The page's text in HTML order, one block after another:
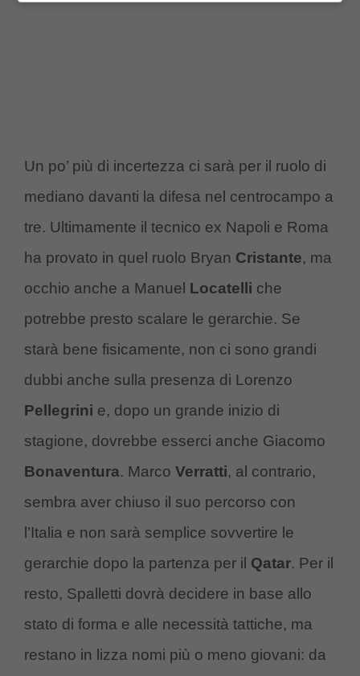
Un po’ più di incertezza ci sarà per il ruolo di
mediano davanti la difesa nel centrocampo a
tre. Ultimamente il tecnico ex Napoli e Roma
ha provato in quel ruolo Bryan Cristante, ma
occhio anche a Manuel Locatelli che
potrebbe presto scalare le gerarchie. Se
starà bene fisicamente, non ci sono grandi
dubbi anche sulla presenza di Lorenzo
Pellegrini e, dopo un grande inizio di
stagione, dovrebbe esserci anche Giacomo
Bonaventura. Marco Verratti, al contrario,
sembra aver chiuso il suo percorso con
l’Italia e non sarà semplice sovvertire le
gerarchie dopo la partenza per il Qatar. Per il
resto, Spalletti dovrà decidere in base allo
stato di forma e alle necessità tattiche, ma
restano in lizza nomi più o meno giovani: da